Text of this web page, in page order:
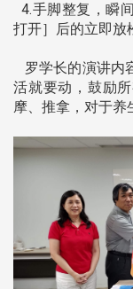
4.手脚整复，瞬
打开］后的立即放
罗学长的演讲内
活就要动，鼓励
摩、推拿，对于养